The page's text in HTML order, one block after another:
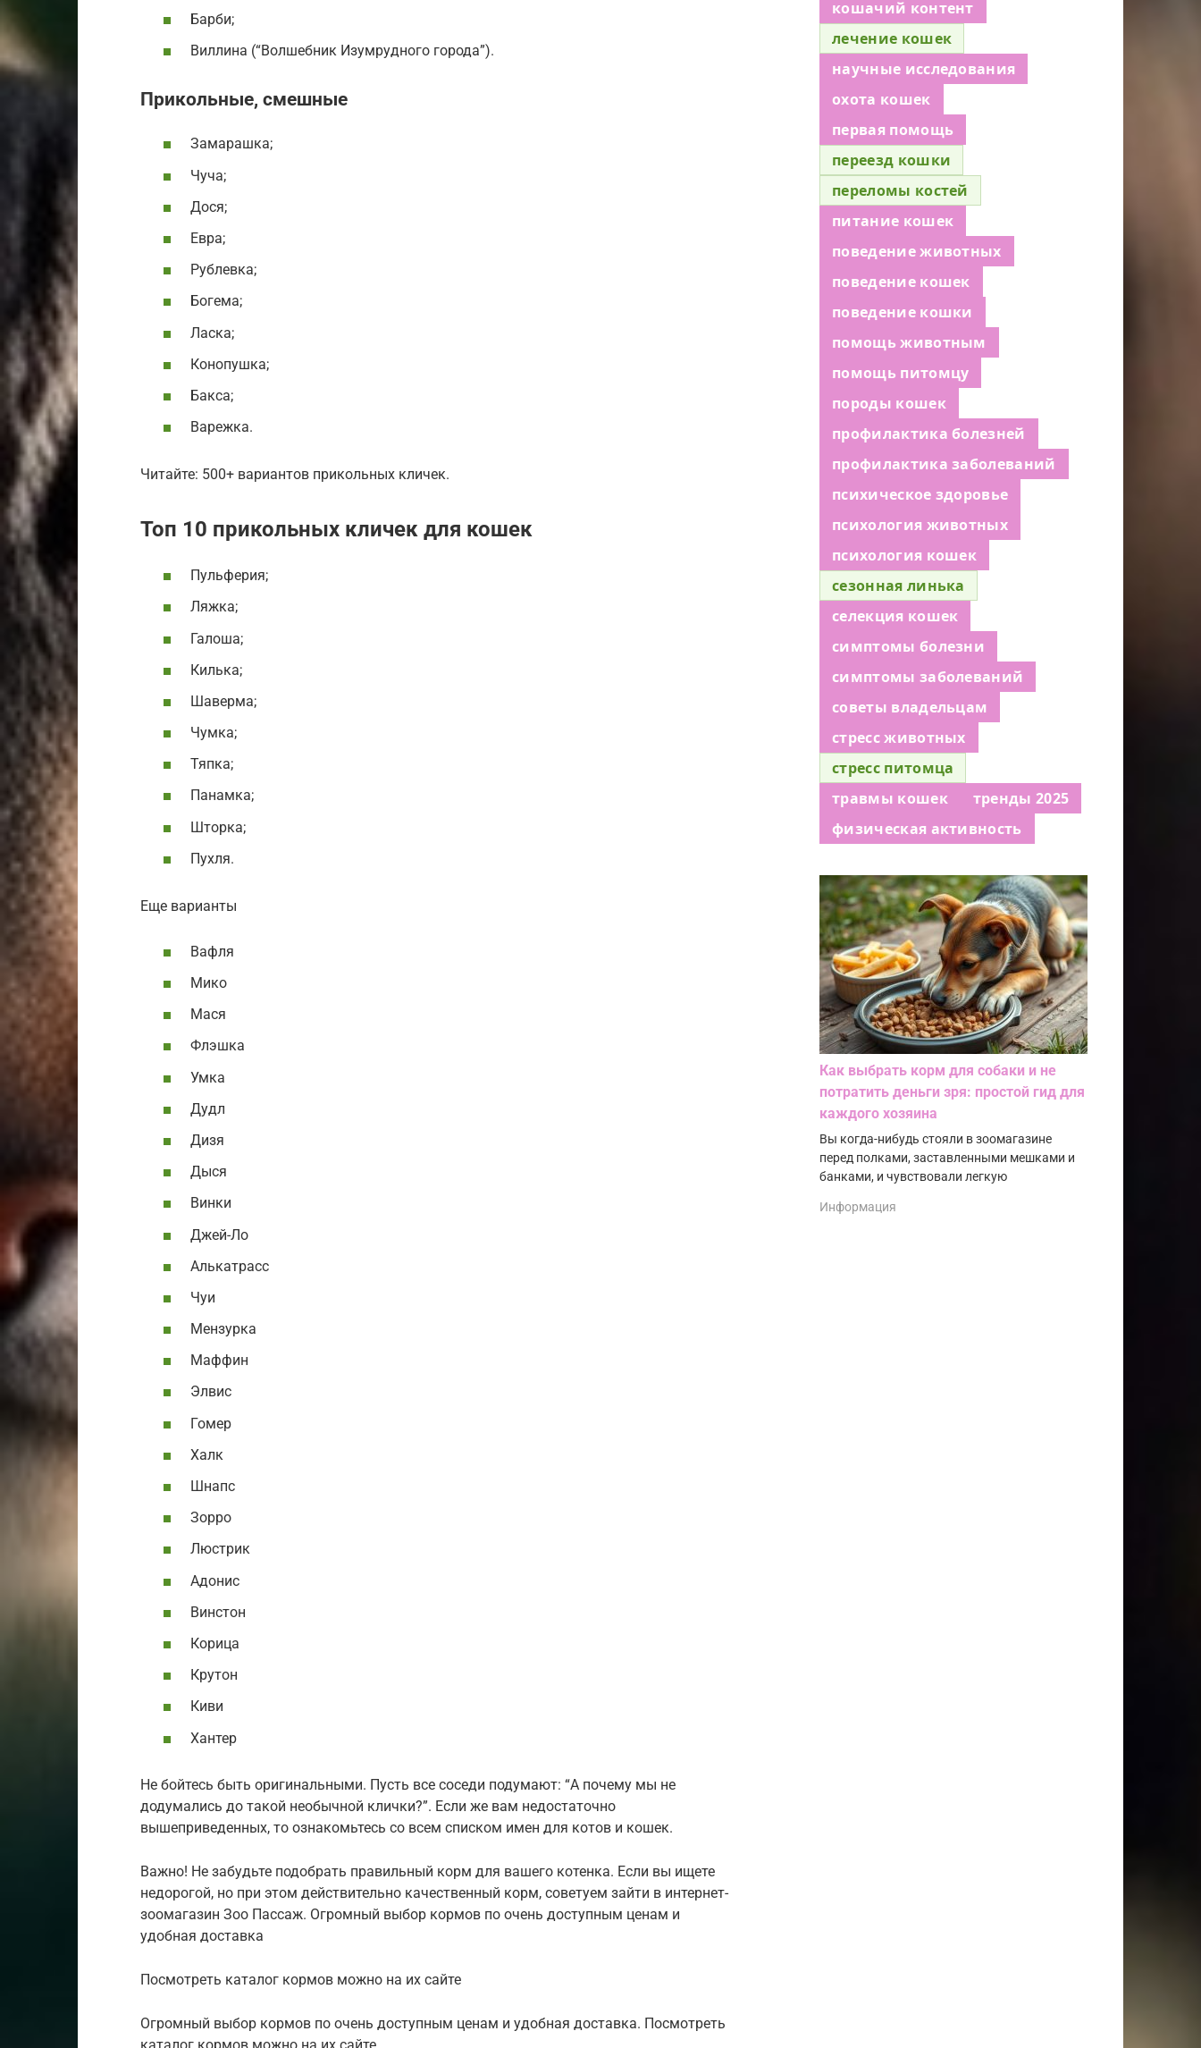
Барби;
Виллина (“Волшебник Изумрудного города”).
Прикольные, смешные
Замарашка;
Чуча;
Дося;
Евра;
Рублевка;
Богема;
Ласка;
Конопушка;
Бакса;
Варежка.
Читайте: 500+ вариантов прикольных кличек.
Топ 10 прикольных кличек для кошек
Пульферия;
Ляжка;
Галоша;
Килька;
Шаверма;
Чумка;
Тяпка;
Панамка;
Шторка;
Пухля.
Еще варианты
Вафля
Мико
Мася
Флэшка
Умка
Дудл
Дизя
Дыся
Винки
Джей-Ло
Алькатрасс
Чуи
Мензурка
Маффин
Элвис
Гомер
Халк
Шнапс
Зорро
Люстрик
Адонис
Винстон
Корица
Крутон
Киви
Хантер
Не бойтесь быть оригинальными. Пусть все соседи подумают: “А почему мы не
додумались до такой необычной клички?”. Если же вам недостаточно
вышеприведенных, то ознакомьтесь со всем списком имен для котов и кошек.
Важно! Не забудьте подобрать правильный корм для вашего котенка. Если вы ищете
недорогой, но при этом действительно качественный корм, советуем зайти в интернет-
зоомагазин Зоо Пассаж. Огромный выбор кормов по очень доступным ценам и
удобная доставка
Посмотреть каталог кормов можно на их сайте
Огромный выбор кормов по очень доступным ценам и удобная доставка. Посмотреть
кошачий контент
лечение кошек
научные исследования
охота кошек
первая помощь
переезд кошки
переломы костей
питание кошек
поведение животных
поведение кошек
поведение кошки
помощь животным
помощь питомцу
породы кошек
профилактика болезней
профилактика заболеваний
психическое здоровье
психология животных
психология кошек
сезонная линька
селекция кошек
симптомы болезни
симптомы заболеваний
советы владельцам
стресс животных
стресс питомца
травмы кошек
тренды 2025
физическая активность
Как выбрать корм для собаки и не
потратить деньги зря: простой гид для
каждого хозяина
Вы когда-нибудь стояли в зоомагазине
перед полками, заставленными мешками и
банками, и чувствовали легкую
Информация